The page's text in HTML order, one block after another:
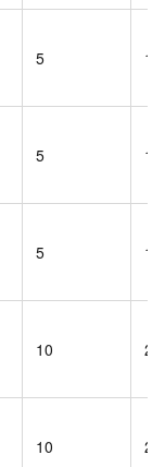
5
5
5
10
10